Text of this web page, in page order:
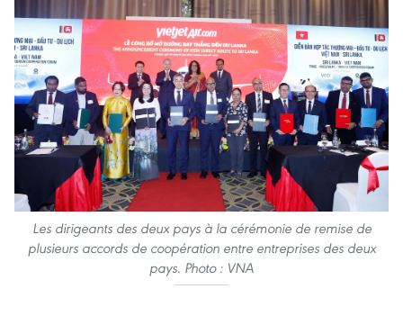
Les dirigeants des deux pays à la cérémonie de remise de
plusieurs accords de coopération entre entreprises des deux
pays. Photo : VNA